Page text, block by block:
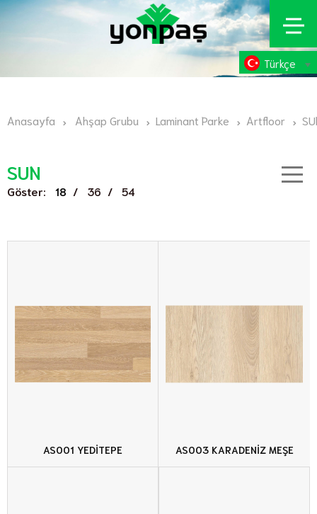
Türkçe
Anasayfa Ahşap Grubu Laminant Parke Artfloor
SUN
Göster: 18 / 36 / 54
AS001 YEDİTEPE AS003 KARADENİZ MEŞE